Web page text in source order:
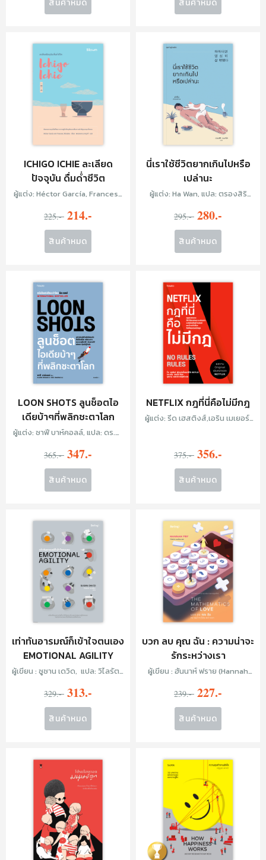
สินค้าหมด สินค้าหมด
ICHIGO ICHIE ละเลียด
ปัจจุบัน ดื่มด่ำชีวิต
ผู้แต่ง: Héctor García, Francesc
ญาติ
225.- 214.-
สินค้าหมด
นี่เราใช้ชีวิตยากเกินไปหรือ
เปล่านะ
ผู้แต่ง: Ha Wan, แปล: ตรองสิริ
295.- 280.-
สินค้าหมด
LOON SHOTS ลูนช็อตไอ
เดียบ้าๆที่พลิกชะตาโลก
ผู้แต่ง: ซาฟี บาห์คอลล์, แปล: ดร.นำ
365.- 347.-
สินค้าหมด
NETFLIX กฎที่นี่คือไม่มีกฎ
ผู้แต่ง: รีด เฮสติงส์,เอริน เมเยอร์,
375.- 356.-
สินค้าหมด
เท่าทันอารมณ์ก็เข้าใจตนเอง
EMOTIONAL AGILITY
ผู้เขียน : ซูซาน เดวิด, แปล: วิไลรัตน์
329.- 313.-
สินค้าหมด
บวก ลบ คุณ ฉัน : ความน่าจะ
รักระหว่างเรา
ผู้เขียน : ฮันนาห์ ฟราย (Hannah
239.- 227.-
สินค้าหมด